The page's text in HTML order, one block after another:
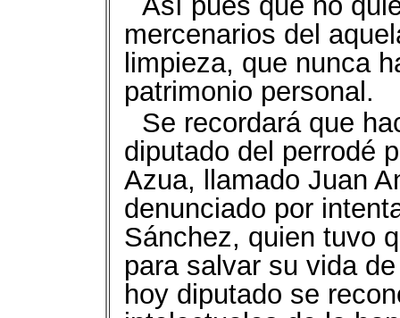
mercenarios del
limpieza, que nunca
patrimonio personal.
Se recordará que
diputado del perrodé
Azua, llamado Juan
denunciado por
Sánchez, quien tuvo
para salvar su vida
hoy diputado se